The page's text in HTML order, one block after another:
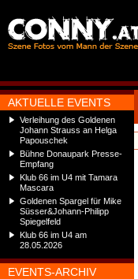
AKTUELLE EVENTS
Verleihung des Goldenen
Johann Strauss an Helga
Papouschek
Bühne Donaupark Presse-
Empfang
Klub 66 im U4 mit Tamara
Mascara
Goldenen Spargel für Mike
Süsser&Johann-Philipp
Spiegelfeld
Klub 66 im U4 am
28.05.2026
EVENTS-ARCHIV